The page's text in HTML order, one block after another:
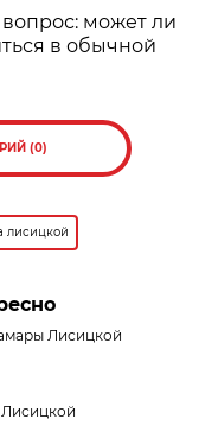
может ли
в обычной
(0)
лисицкой
Лисицкой